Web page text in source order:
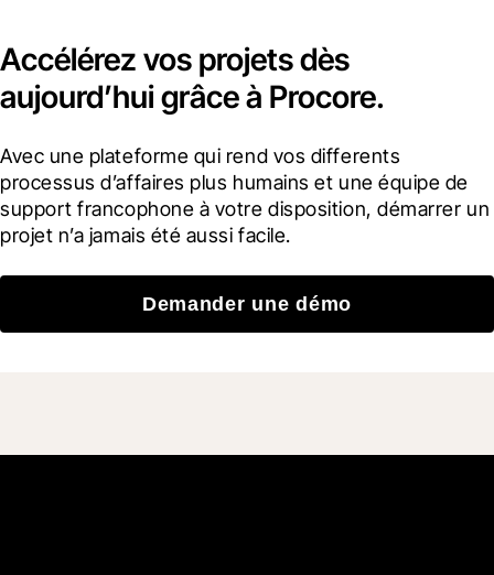
Accélérez vos projets dès
aujourd’hui grâce à Procore.
Avec une plateforme qui rend vos differents
processus d’affaires plus humains et une équipe de
support francophone à votre disposition, démarrer un
projet n’a jamais été aussi facile.
Demander une démo